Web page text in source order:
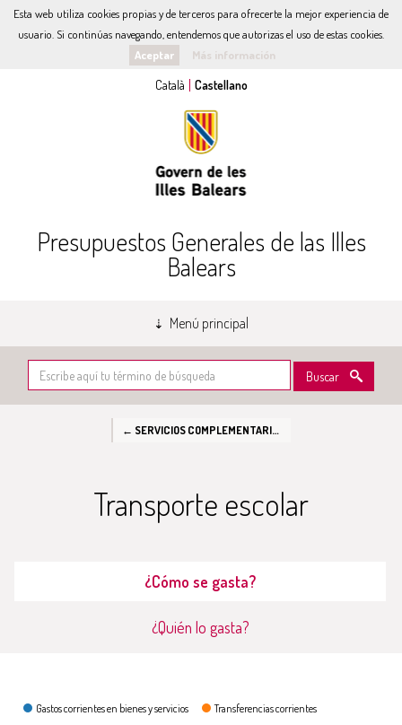
Esta web utiliza cookies propias y de terceros para ofrecerte la mejor experiencia de
usuario. Si continúas navegando, entendemos que autorizas el uso de estas cookies.
Aceptar
Más información
Presupuestos Generales de las Illes
Balears
Menú principal
Buscar
← SERVICIOS COMPLEMENTARIOS A LA ENSEÑANZA
Transporte escolar
¿Cómo se gasta?
¿Quién lo gasta?
¿Cómo se gasta?
Gastos corrientes en bienes y servicios Transferencias corrientes